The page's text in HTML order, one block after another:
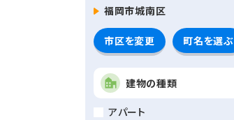
福岡市城南区
市区を変更 町名を選ぶ
建物の種類
アパート